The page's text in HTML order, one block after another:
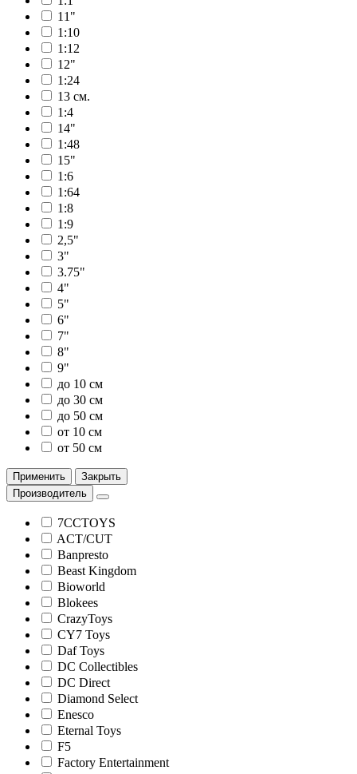
11"
1:10
1:12
12"
1:24
13 см.
1:4
14"
1:48
15"
1:6
1:64
1:8
1:9
2,5"
3"
3.75"
4"
5"
6"
7"
8"
9"
до 10 см
до 30 см
до 50 см
от 10 см
от 50 см
Применить
Закрыть
Производитель
7CCTOYS
ACT/CUT
Banpresto
Beast Kingdom
Bioworld
Blokees
CrazyToys
CY7 Toys
Daf Toys
DC Collectibles
DC Direct
Diamond Select
Enesco
Eternal Toys
F5
Factory Entertainment